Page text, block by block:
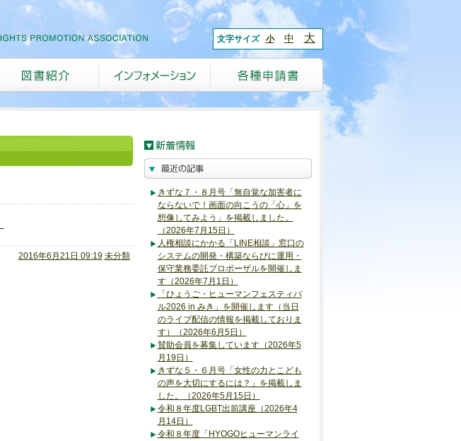
文字サイズ 小 中 大
2016年6月21日 09:19 未分類
きずな７・８月号「無自覚な加害者に
ならないで！画面の向こうの「心」を
想像してみよう」を掲載しました。
（2026年7月15日）
人権相談にかかる「LINE相談」窓口の
システムの開発・構築ならびに運用・
保守業務委託プロポーザルを開催しま
す（2026年7月1日）
「ひょうご・ヒューマンフェスティバ
ル2026 in みき」を開催します（当日
のライブ配信の情報を掲載しておりま
す）（2026年6月5日）
賛助会員を募集しています（2026年5
月19日）
きずな５・６月号「女性の力とこども
の声を大切にするには？」を掲載しま
した。（2026年5月15日）
令和８年度LGBT出前講座（2026年4
月14日）
令和８年度「HYOGOヒューマンライ